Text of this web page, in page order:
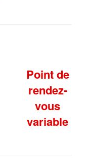
Point de
rendez-
vous
variable